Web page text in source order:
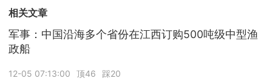
相关文章
军事：中国沿海多个省份在江西订购500吨级中型渔
政船
12-05 07:13:00 顶46 踩20